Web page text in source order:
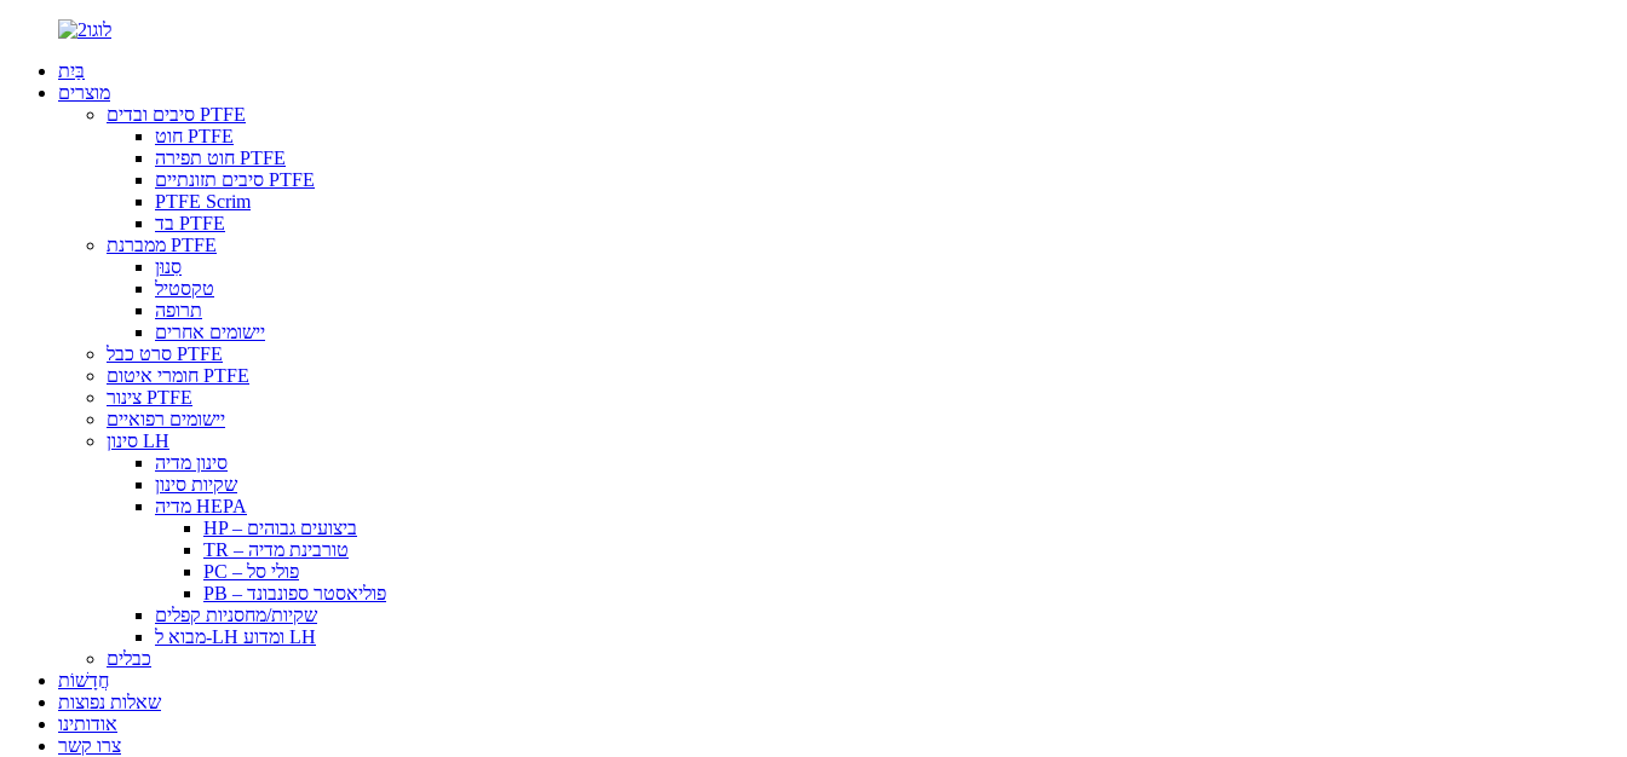
בַּיִת
מוצרים
סיבים ובדים PTFE
חוט PTFE
חוט תפירה PTFE
סיבים תזונתיים PTFE
PTFE Scrim
בד PTFE
ממברנת PTFE
סִנוּן
טקסטיל
תרופה
יישומים אחרים
סרט כבל PTFE
חומרי איטום PTFE
צינור PTFE
יישומים רפואיים
סינון LH
סינון מדיה
שקיות סינון
מדיה HEPA
HP – ביצועים גבוהים
TR – טורבינת מדיה
PC – פולי סל
PB – פוליאסטר ספונבונד
שקיות/מחסניות קפלים
מבוא ל-LH ומדוע LH
כבלים
חֲדָשׁוֹת
שאלות נפוצות
אודותינו
צרו קשר